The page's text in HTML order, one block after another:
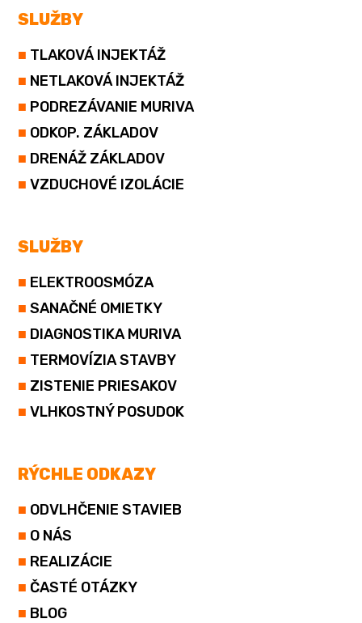
SLUŽBY
■ TLAKOVÁ INJEKTÁŽ
■ NETLAKOVÁ INJEKTÁŽ
■ PODREZÁVANIE MURIVA
■ ODKOP. ZÁKLADOV
■ DRENÁŽ ZÁKLADOV
■VZDUCHOVÉ IZOLÁCIE
SLUŽBY
■ ELEKTROOSMÓZA
■SANAČNÉ OMIETKY
■ DIAGNOSTIKA MURIVA
■ TERMOVÍZIA STAVBY
■ ZISTENIE PRIESAKOV
■VLHKOSTNÝ POSUDOK
RÝCHLE ODKAZY
■ ODVLHČENIE STAVIEB
■ O NÁS
■ REALIZÁCIE
■ ČASTÉ OTÁZKY
■ BLOG